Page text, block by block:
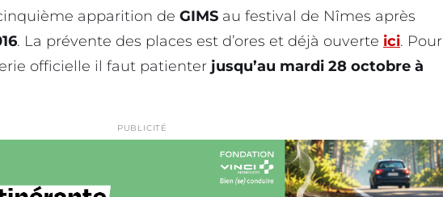
apparition de GIMS au festival de Nîmes après
. La prévente des places est d’ores et déjà ouverte ici. Pour
officielle il faut patienter jusqu’au mardi 28 octobre à
PUBLICITÉ